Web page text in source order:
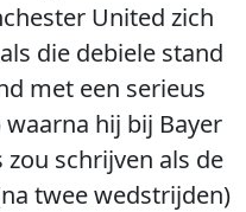
United zich
die debiele stand
met een serieus
hij bij Bayer
schrijven als de
twee wedstrijden)